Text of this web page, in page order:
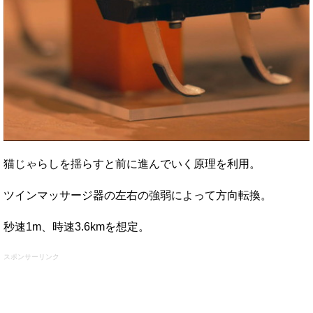
猫じゃらしを揺らすと前に進んでいく原理を利用。
ツインマッサージ器の左右の強弱によって方向転換。
秒速1m、時速3.6kmを想定。
スポンサーリンク